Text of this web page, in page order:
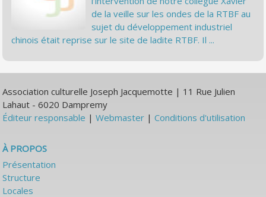
de la veille sur les ondes de la RTBF au
sujet du développement industriel
chinois était reprise sur le site de ladite RTBF. Il ...
Association culturelle Joseph Jacquemotte | 11 Rue Julien
Lahaut - 6020 Dampremy
Éditeur responsable |Webmaster |Conditions d'utilisation
À PROPOS
Présentation
Structure
Locales